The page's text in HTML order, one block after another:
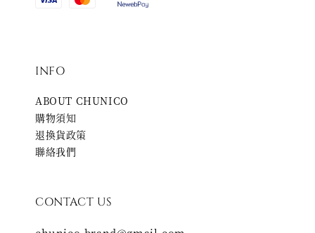
INFO
ABOUT CHUNICO
購物須知
退換貨政策
聯絡我們
CONTACT US